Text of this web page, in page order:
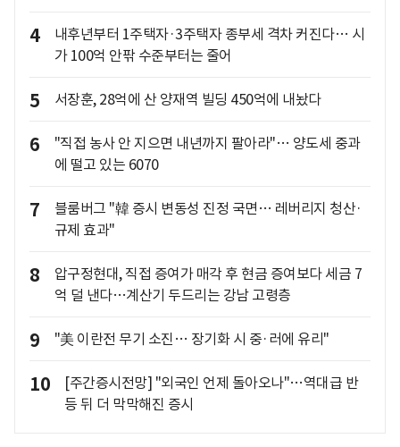
4
내후년부터 1주택자·3주택자 종부세 격차 커진다… 시
가 100억 안팎 수준부터는 줄어
5 서장훈, 28억에 산 양재역 빌딩 450억에 내놨다
6
"직접 농사 안 지으면 내년까지 팔아라"… 양도세 중과
에 떨고 있는 6070
7
블룸버그 "韓 증시 변동성 진정 국면… 레버리지 청산·
규제 효과"
8
압구정현대, 직접 증여가 매각 후 현금 증여보다 세금 7
억 덜 낸다…계산기 두드리는 강남 고령층
9 "美 이란전 무기 소진… 장기화 시 중·러에 유리"
10
[주간증시전망] "외국인 언제 돌아오나"…역대급 반
등 뒤 더 막막해진 증시